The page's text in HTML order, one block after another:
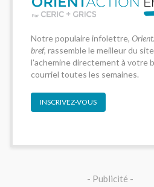
Notre populaire infolettre,
bref, rassemble le meilleur du
l'achemine directement à votre
courriel toutes les semaines.
INSCRIVEZ-VOUS
- Publicité -